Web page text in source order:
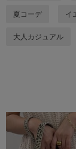
夏コーデ イ
大人カジュアル